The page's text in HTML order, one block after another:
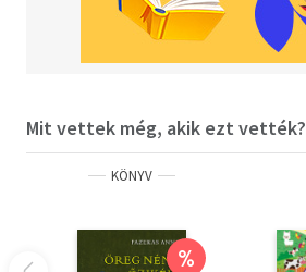
Mit vettek még, akik ezt vették?
KÖNYV
%